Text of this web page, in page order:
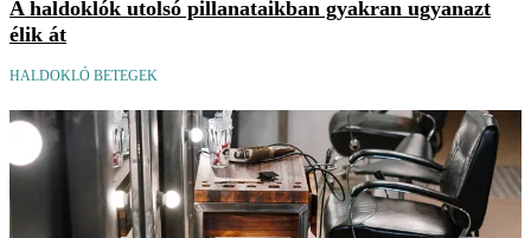
A haldoklók utolsó pillanataikban gyakran ugyanazt
élik át
HALDOKLÓ BETEGEK